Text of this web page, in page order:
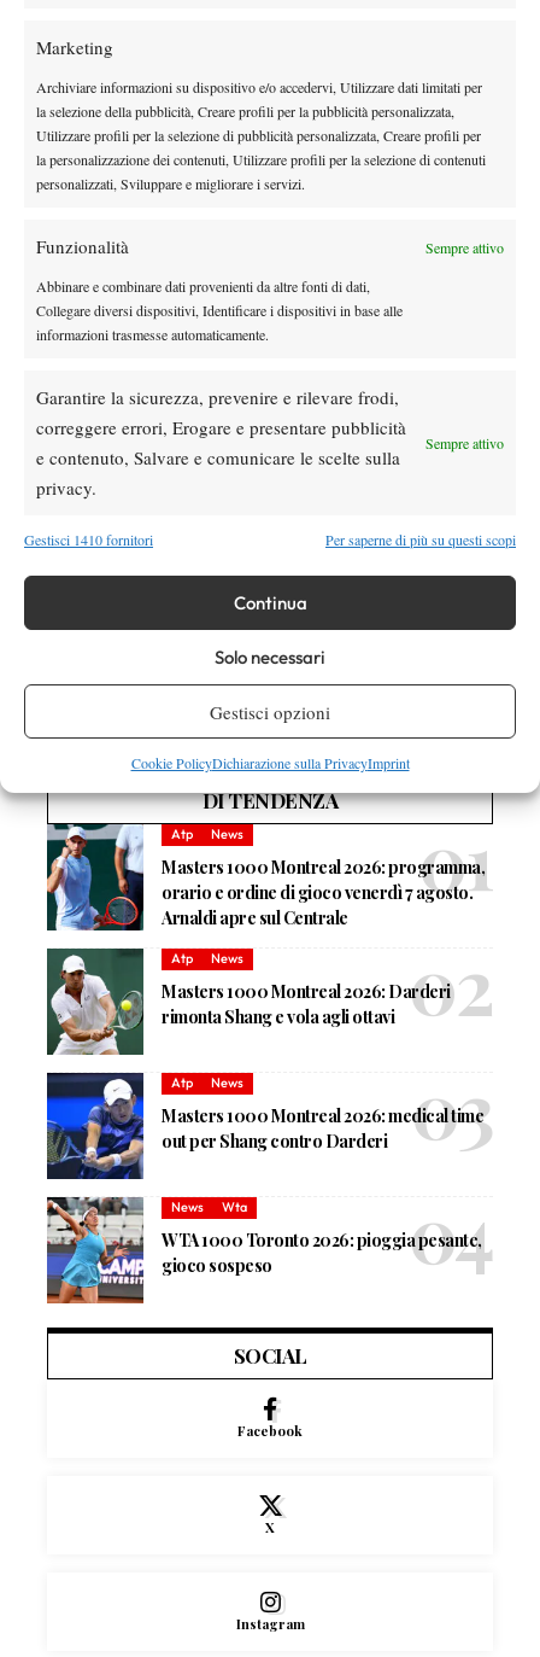
Marketing
Archiviare informazioni su dispositivo e/o accedervi, Utilizzare dati limitati per
la selezione della pubblicità, Creare profili per la pubblicità personalizzata,
Utilizzare profili per la selezione di pubblicità personalizzata, Creare profili per
la personalizzazione dei contenuti, Utilizzare profili per la selezione di contenuti
personalizzati, Sviluppare e migliorare i servizi.
Funzionalità Sempre attivo
Abbinare e combinare dati provenienti da altre fonti di dati,
Collegare diversi dispositivi, Identificare i dispositivi in base alle
informazioni trasmesse automaticamente.
Garantire la sicurezza, prevenire e rilevare frodi,
correggere errori, Erogare e presentare pubblicità
e contenuto, Salvare e comunicare le scelte sulla
privacy.
Sempre attivo
Gestisci 1410 fornitori Per saperne di più su questi scopi
Continua
Solo necessari
Gestisci opzioni
Cookie PolicyDichiarazione sulla PrivacyImprint
Nessun commento
per inviare un commento.
DI TENDENZA
Atp News
Masters 1000 Montreal 2026: programma,
orario e ordine di gioco venerdì 7 agosto.
Arnaldi apre sul Centrale
Atp News
Masters 1000 Montreal 2026: Darderi
rimonta Shang e vola agli ottavi
Atp News
Masters 1000 Montreal 2026: medical time
out per Shang contro Darderi
News Wta
WTA 1000 Toronto 2026: pioggia pesante,
gioco sospeso
SOCIAL
Facebook
X
Instagram